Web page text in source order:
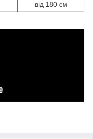
від 180 см